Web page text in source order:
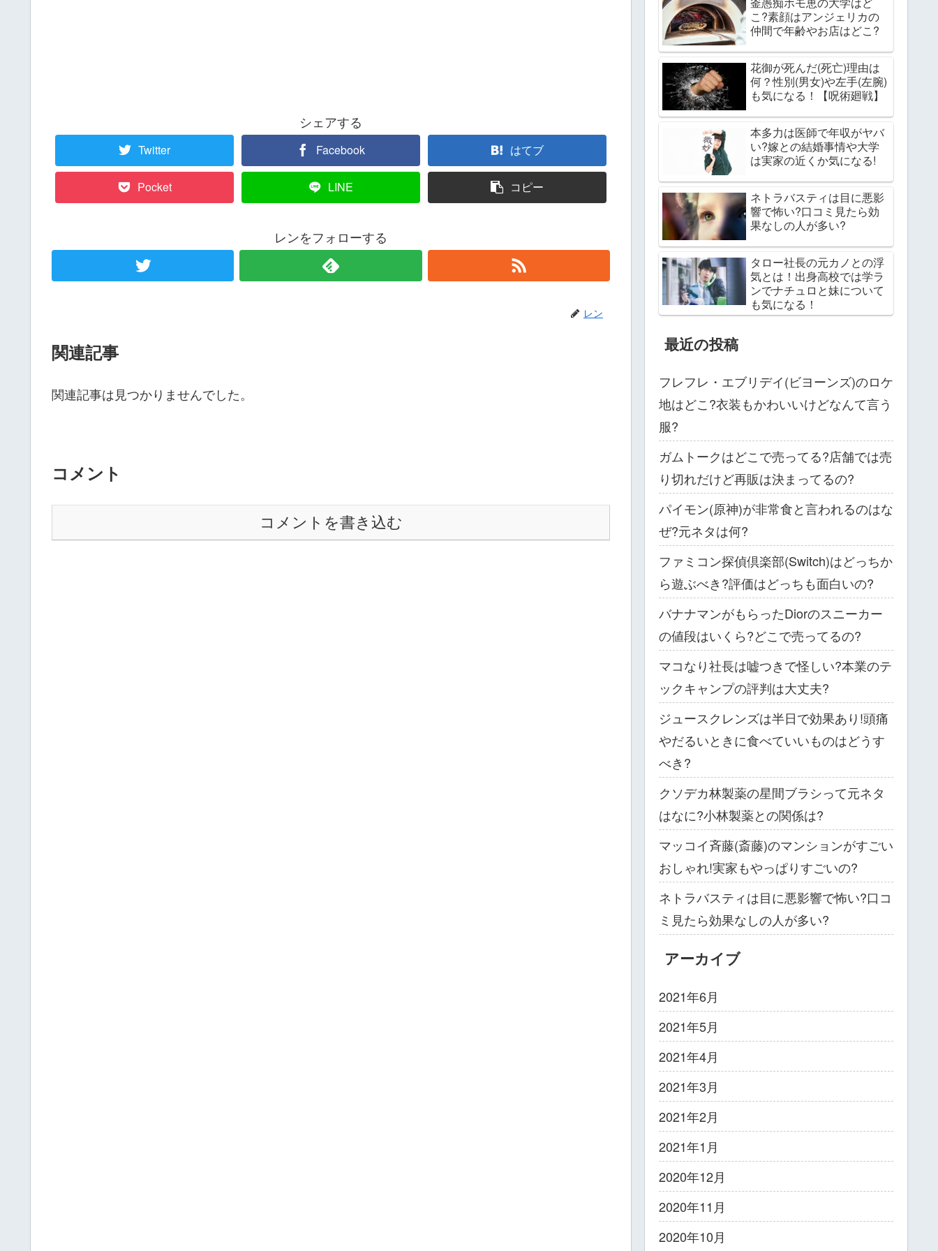
シェアする
Twitter Facebook はてブ
Pocket LINE コピー
レンをフォローする
レン
関連記事
関連記事は見つかりませんでした。
コメント
コメントを書き込む
こ?素顔はアンジェリカの
仲間で年齢やお店はどこ?
花御が死んだ(死亡)理由は
何？性別(男女)や左手(左腕)
も気になる！【呪術廻戦】
本多力は医師で年収がヤバ
い?嫁との結婚事情や大学
は実家の近くか気になる!
ネトラバスティは目に悪影
響で怖い?口コミ見たら効
果なしの人が多い?
タロー社長の元カノとの浮
気とは！出身高校では学ラ
ンでナチュロと妹について
も気になる！
最近の投稿
フレフレ・エブリデイ(ビヨーンズ)のロケ
地はどこ?衣装もかわいいけどなんて言う
服?
ガムトークはどこで売ってる?店舗では売
り切れだけど再販は決まってるの?
パイモン(原神)が非常食と言われるのはな
ぜ?元ネタは何?
ファミコン探偵倶楽部(Switch)はどっちか
ら遊ぶべき?評価はどっちも面白いの?
バナナマンがもらったDiorのスニーカー
の値段はいくら?どこで売ってるの?
マコなり社長は嘘つきで怪しい?本業のテ
ックキャンプの評判は大丈夫?
ジュースクレンズは半日で効果あり!頭痛
やだるいときに食べていいものはどうす
べき?
クソデカ林製薬の星間ブラシって元ネタ
はなに?小林製薬との関係は?
マッコイ斉藤(斎藤)のマンションがすごい
おしゃれ!実家もやっぱりすごいの?
ネトラバスティは目に悪影響で怖い?口コ
ミ見たら効果なしの人が多い?
アーカイブ
2021年6月
2021年5月
2021年4月
2021年3月
2021年2月
2021年1月
2020年12月
2020年11月
2020年10月